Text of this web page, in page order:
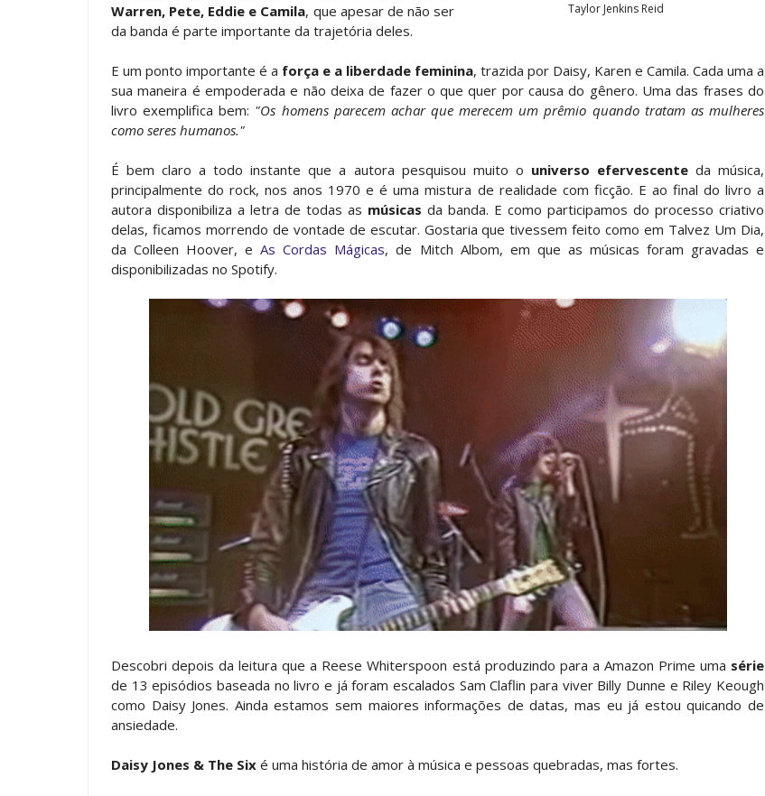
Taylor Jenkins Reid
Warren, Pete, Eddie e Camila, que apesar de não ser
da banda é parte importante da trajetória deles.
E um ponto importante é a força e a liberdade feminina, trazida por Daisy, Karen e Camila. Cada uma a
sua maneira é empoderada e não deixa de fazer o que quer por causa do gênero. Uma das frases do
livro exemplifica bem: "Os homens parecem achar que merecem um prêmio quando tratam as mulheres
como seres humanos."
É bem claro a todo instante que a autora pesquisou muito o universo efervescenteda música,
principalmente do rock, nos anos 1970 e é uma mistura de realidade com ficção. E ao final do livro a
autora disponibiliza a letra de todas as músicas da banda. E como participamos do processo criativo
delas, ficamos morrendo de vontade de escutar. Gostaria que tivessem feito como em Talvez Um Dia,
da Colleen Hoover, eAs Cordas Mágicas, de Mitch Albom, em que as músicas foram gravadas e
disponibilizadas no Spotify.
Descobri depois da leitura que a Reese Whiterspoon está produzindo para a Amazon Prime uma série
de 13 episódios baseada no livro e já foram escalados Sam Claflin para viver Billy Dunne e Riley Keough
como Daisy Jones. Ainda estamos sem maiores informações de datas, mas eu já estou quicando de
ansiedade.
Daisy Jones & The Six é uma história de amor à música e pessoas quebradas, mas fortes.